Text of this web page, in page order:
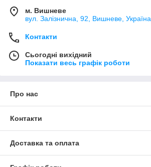
м. Вишневе
вул. Залізнична, 92, Вишневе, Україна
Контакти
Сьогодні вихідний
Показати весь графік роботи
Про нас
Контакти
Доставка та оплата